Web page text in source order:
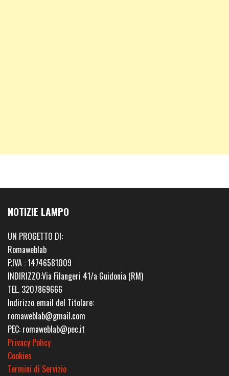
NOTIZIE LAMPO
UN PROGETTO DI:
Romaweblab
P.IVA : 14746581009
INDIRIZZO:Via Filangeri 41/a Guidonia (RM)
TEL. 3207869666
Indirizzo email del Titolare:
romaweblab@gmail.com
PEC: romaweblab@pec.it
Privacy Policy
Cookies
Termini di Servizio